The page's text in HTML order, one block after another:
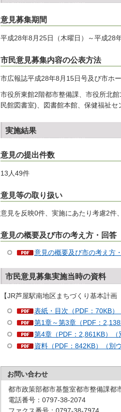
意見募集期間
平成28年8月25日（木曜日）～平成28
市民意見募集内容の公表方法
市広報誌平成28年8月15日号及び市ホ
市役所東館2階都市整備課、市役所北
民館図書室)、図書館本館、保健福祉
実施結果
意見の提出件数
13人49件
意見等の取り扱い
意見を反映0件、実施にあたり考慮2件
意見の概要及び市の考え方・回答
意見の概要及び市の考え方
市民意見募集実施当時の資料
【JR芦屋駅南地区まちづくり基本計画
表紙・目次（PDF：70KB）
第1章～第3章（PDF：
第4章（PDF：2,861KB）（
資料（PDF：842KB）（別
お問い合わせ
都市政策部都市基盤室都市整備課都
電話番号：0797-38-2074